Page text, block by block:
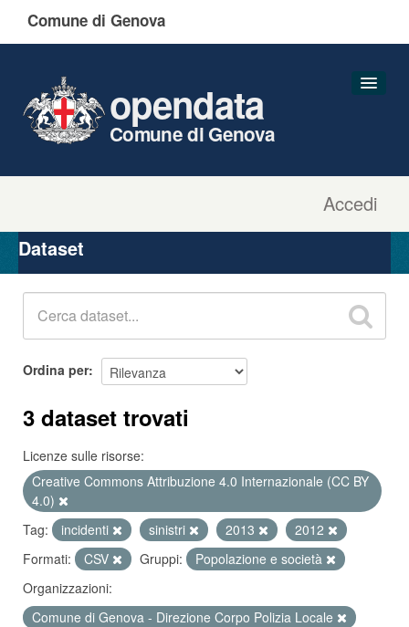
Comune di Genova
Accedi
opendata
Comune di Genova
Organizzazioni
Gruppi
Dataset
Ordina per
3 dataset trovati
Licenze sulle risorse:
Creative Commons Attribuzione 4.0 Internazionale (CC BY
4.0)
Tag:
incidenti sinistri 2013
2012
Formati:
CSV Gruppi:
Popolazione e società
Organizzazioni:
Comune di Genova - Direzione Corpo Polizia Locale